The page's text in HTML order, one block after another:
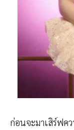
ก่อนจะมาเสิร์ฟค